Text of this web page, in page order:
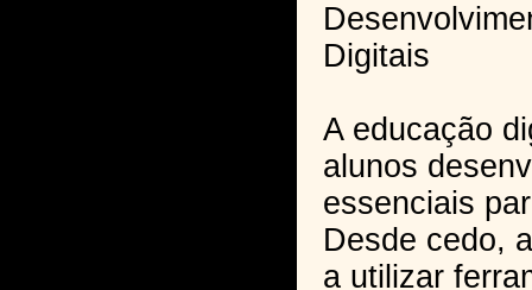
Digitais
A educação
alunos
essenciais
Desde cedo,
a utilizar